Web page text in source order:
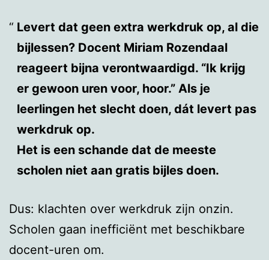
Levert dat geen extra werkdruk op, al die
bijlessen? Docent Miriam Rozendaal
reageert bijna verontwaardigd. “Ik krijg
er gewoon uren voor, hoor.” Als je
leerlingen het slecht doen, dát levert pas
werkdruk op.
Het is een schande dat de meeste
scholen niet aan gratis bijles doen.
Dus: klachten over werkdruk zijn onzin.
Scholen gaan inefficiënt met beschikbare
docent-uren om.